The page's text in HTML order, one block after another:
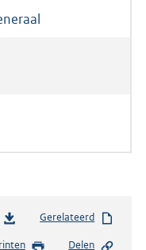
Gerelateerd
Delen